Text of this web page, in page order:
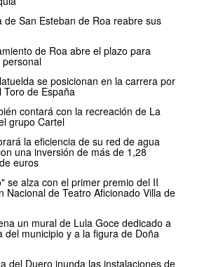
de San Esteban de Roa reabre sus
de Roa abre el plazo para
se posicionan en la carrera por
Toro de España
contará con la recreación de La
grupo Cartel
la eficiencia de su red de agua
una inversión de más de 1,28
euros
se alza con el primer premio del II
Nacional de Teatro Aficionado Villa de
un mural de Lula Goce dedicado a
del municipio y a la figura de Doña
del Duero inunda las instalaciones de